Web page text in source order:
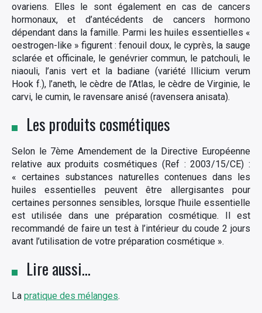
ovariens. Elles le sont également en cas de cancers
hormonaux, et d’antécédents de cancers hormono
dépendant dans la famille. Parmi les huiles essentielles «
oestrogen-like » figurent : fenouil doux, le cyprès, la sauge
sclarée et officinale, le genévrier commun, le patchouli, le
niaouli, l’anis vert et la badiane (variété Illicium verum
Hook f.), l’aneth, le cèdre de l’Atlas, le cèdre de Virginie, le
carvi, le cumin, le ravensare anisé (ravensera anisata).
Les produits cosmétiques
Selon le 7ème Amendement de la Directive Européenne
relative aux produits cosmétiques (Ref : 2003/15/CE) :
« certaines substances naturelles contenues dans les
huiles essentielles peuvent être allergisantes pour
certaines personnes sensibles, lorsque l’huile essentielle
est utilisée dans une préparation cosmétique. Il est
recommandé de faire un test à l’intérieur du coude 2 jours
avant l’utilisation de votre préparation cosmétique ».
Lire aussi…
La pratique des mélanges.